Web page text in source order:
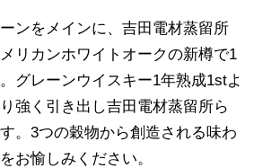
ンをメインに、吉田電材蒸留所
リカンホワイトオークの新樽で1
グレーンウイスキー1年熟成1stよ
強く引き出し吉田電材蒸留所ら
。3つの穀物から創造される味わ
お愉しみください。